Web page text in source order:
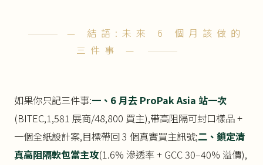
— 結語:未來 6 個月該做的
三件事 —
如果你只記三件事:一、6 月去 ProPak Asia 站一次
(BITEC,1,581 展商/48,800 買主),帶高阻隔可封口樣品 +
一個全紙設計案,目標帶回 3 個真實買主訊號;二、鎖定清
真高阻隔軟包當主攻(1.6% 滲透率 + GCC 30–40% 溢價),